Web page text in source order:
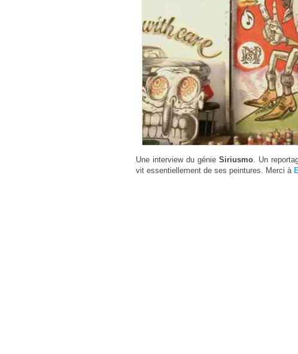
Une interview du génieSiriusmo. Un
vit essentiellement de ses peintures. Merci à